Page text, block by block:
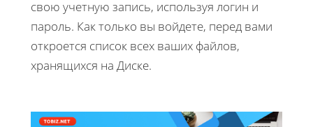
свою учетную запись, используя логин и
пароль. Как только вы войдете, перед вами
откроется список всех ваших файлов,
хранящихся на Диске.